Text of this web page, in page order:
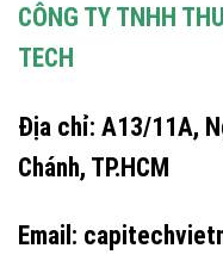
CÔNG TY TNHH
TECH
Địa chỉ: A13/11A,
Chánh, TP.HCM
Email: